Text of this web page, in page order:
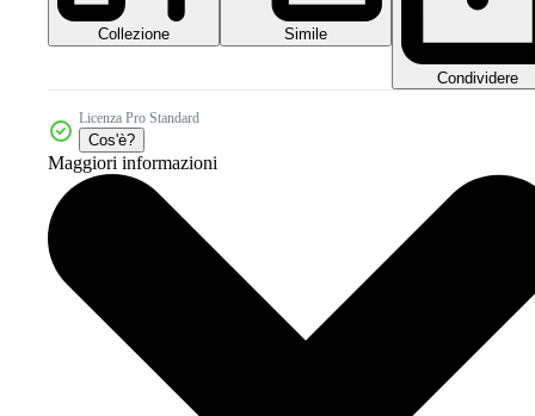
Collezione Simile
Condividere
Licenza Pro Standard
Cos'è?
Maggiori informazioni